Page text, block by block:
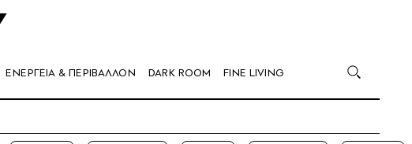
ΕΝΕΡΓΕΙΑ & ΠΕΡΙΒΑΛΛΟΝ DARK ROOM FINE LIVING